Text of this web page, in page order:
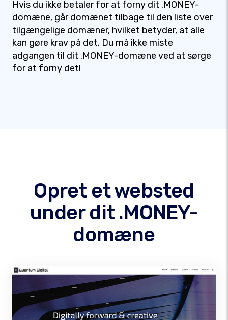
Hvis du ikke betaler for at forny dit .MONEY-
domæne, går domænet tilbage til den liste over
tilgængelige domæner, hvilket betyder, at alle
kan gøre krav på det. Du må ikke miste
adgangen til dit .MONEY-domæne ved at sørge
for at forny det!
Opret et websted
under dit .MONEY-
domæne